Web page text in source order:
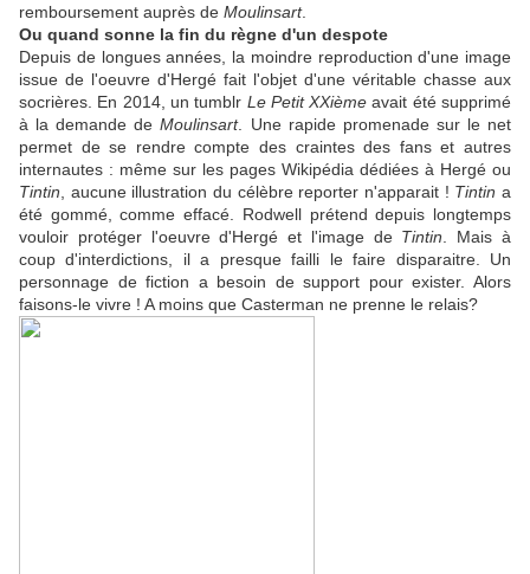
remboursement auprès de Moulinsart.
Ou quand sonne la fin du règne d'un despote
Depuis de longues années, la moindre reproduction d'une image
issue de l'oeuvre d'Hergé fait l'objet d'une véritable chasse aux
socrières. En 2014, un tumblr Le Petit XXième avait été supprimé
à la demande deMoulinsart. Une rapide promenade sur le net
permet de se rendre compte des craintes des fans et autres
internautes : même sur les pages Wikipédia dédiées à Hergé ou
Tintin , aucune illustration du célèbre reporter n'apparait ! Tintina
été gommé, comme effacé. Rodwell prétend depuis longtemps
vouloir protéger l'oeuvre d'Hergé et l'image de Tintin . Mais à
coup d'interdictions, il a presque failli le faire disparaitre. Un
personnage de fiction a besoin de support pour exister. Alors
faisons-le vivre ! A moins que Casterman ne prenne le relais?